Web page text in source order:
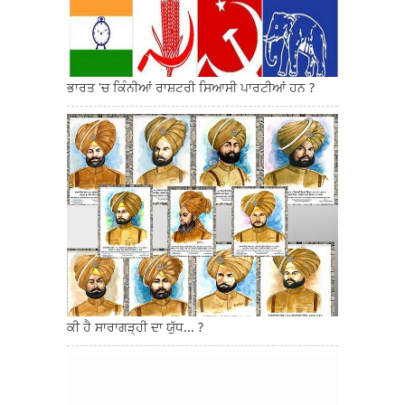
ਭਾਰਤ 'ਚ ਕਿੰਨੀਆਂ ਰਾਸ਼ਟਰੀ ਸਿਆਸੀ ਪਾਰਟੀਆਂ ਹਨ ?
ਕੀ ਹੈ ਸਾਰਾਗੜ੍ਹੀ ਦਾ ਯੁੱਧ... ?